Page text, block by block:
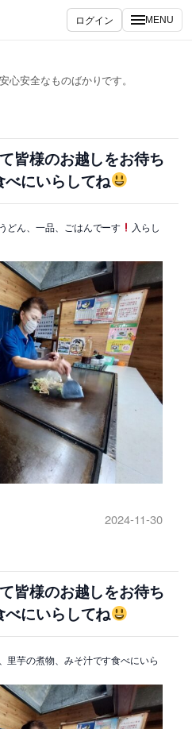
ログイン MENU
心安全なものばかりです。
皆様のお越しをお待ち
べにいらしてね
どん、一品、ごはんでーす
入らし
2024-11-30
皆様のお越しをお待ち
べにいらしてね
里芋の煮物、みそ汁です食べにいら